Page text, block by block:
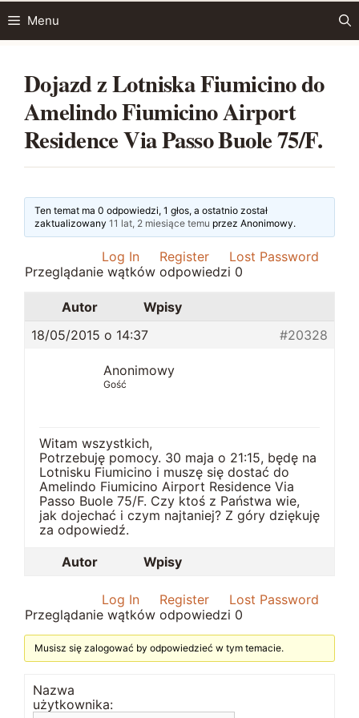
Menu
Dojazd z Lotniska Fiumicino do
Amelindo Fiumicino Airport
Residence Via Passo Buole 75/F.
Ten temat ma 0 odpowiedzi, 1 głos, a ostatnio został
zaktualizowany 11 lat, 2 miesiące temu przez Anonimowy.
Log In Register
Lost Password
Przeglądanie wątków odpowiedzi 0
Autor
Wpisy
18/05/2015 o 14:37
#20328
Anonimowy
Gość
Witam wszystkich,
Potrzebuję pomocy. 30 maja o 21:15, będę na
Lotnisku Fiumicino i muszę się dostać do
Amelindo Fiumicino Airport Residence Via
Passo Buole 75/F. Czy ktoś z Państwa wie,
jak dojechać i czym najtaniej? Z góry dziękuję
za odpowiedź.
Autor
Wpisy
Log In Register
Lost Password
Przeglądanie wątków odpowiedzi 0
Musisz się zalogować by odpowiedzieć w tym temacie.
Nazwa
użytkownika: